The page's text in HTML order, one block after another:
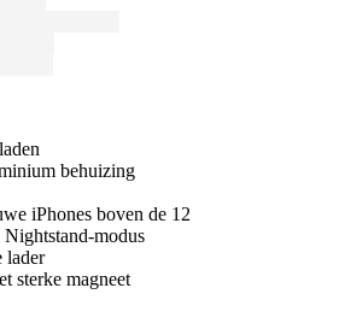
behuizing
iPhones boven de 12
modus
lader
sterke magneet